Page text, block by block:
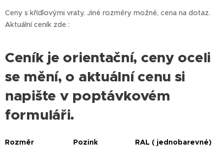
Ceny s křídlovými vraty. Jiné rozměry možné, cena na dotaz.
Aktuální ceník zde :
Ceník je orientační, ceny oceli
se mění, o aktuální cenu si
napište v poptávkovém
formuláři.
Rozměr Pozink RAL ( jednobarevné)